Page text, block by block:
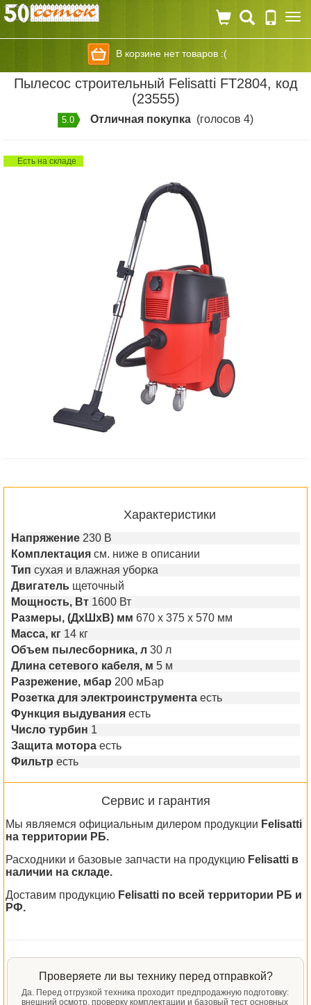
В корзине нет товаров :(
Пылесос строительный Felisatti FT2804, код
(23555)
5.0 Отличная покупка (голосов 4)
Есть на складе
Характеристики
Напряжение 230 В
Комплектация см. ниже в описании
Тип сухая и влажная уборка
Двигатель щеточный
Мощность, Вт 1600 Вт
Размеры, (ДхШхВ) мм 670 x 375 x 570 мм
Масса, кг 14 кг
Объем пылесборника, л 30 л
Длина сетевого кабеля, м 5 м
Разрежение, мбар 200 мБар
Розетка для электроинструмента есть
Функция выдувания есть
Число турбин 1
Защита мотора есть
Фильтр есть
Сервис и гарантия
Мы являемся официальным дилером продукции Felisatti
на территории РБ.
Расходники и базовые запчасти на продукцию Felisatti в
наличии на складе.
Доставим продукцию Felisatti по всей территории РБ и
РФ.
Проверяете ли вы технику перед отправкой?
Да. Перед отгрузкой техника проходит предпродажную подготовку:
внешний осмотр, проверку комплектации и базовый тест основных